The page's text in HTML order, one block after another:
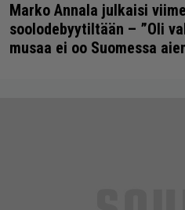
Marko Annala julkaisi
soolodebyytiltään – ”Oli
musaa ei oo Suomessa